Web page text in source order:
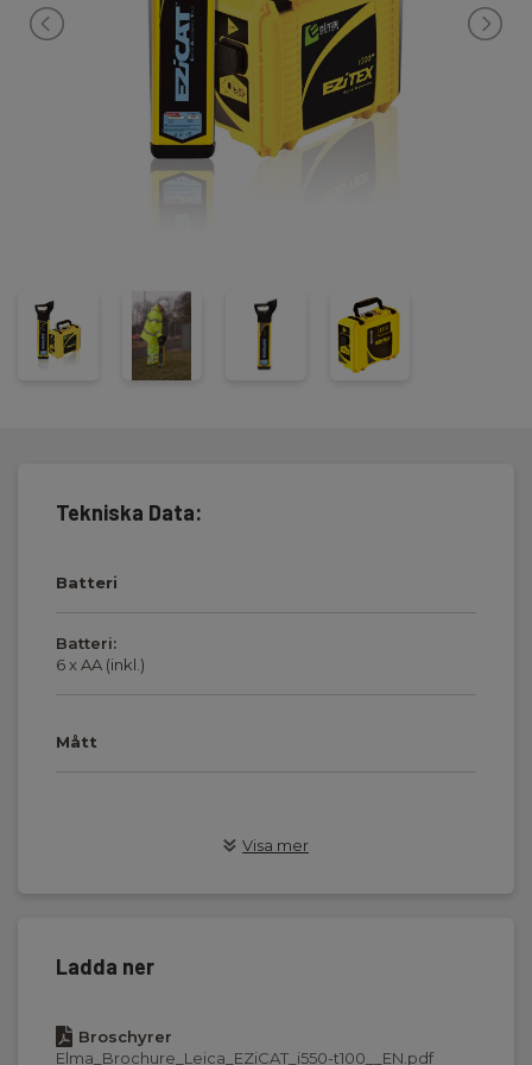
jordspettset, manual på cd, samt en praktisk transportväska.
Som tillbehör kan man även köpa till en signaltång som
underlättar vid felsökning av både spänningslös och
spänningsatt installation.
Om man önskar koppla sändarlådan direkt till en
spänningsförande kabel, måste man göra det via EZiTEX
Tekniska Data:
Batteri
Batteri:
6 x AA (inkl.)
Mått
Frekvenser mottagare:
Visa mer
Ladda ner
Broschyrer
Elma_Brochure_Leica_EZiCAT_i550-t100__EN.pdf